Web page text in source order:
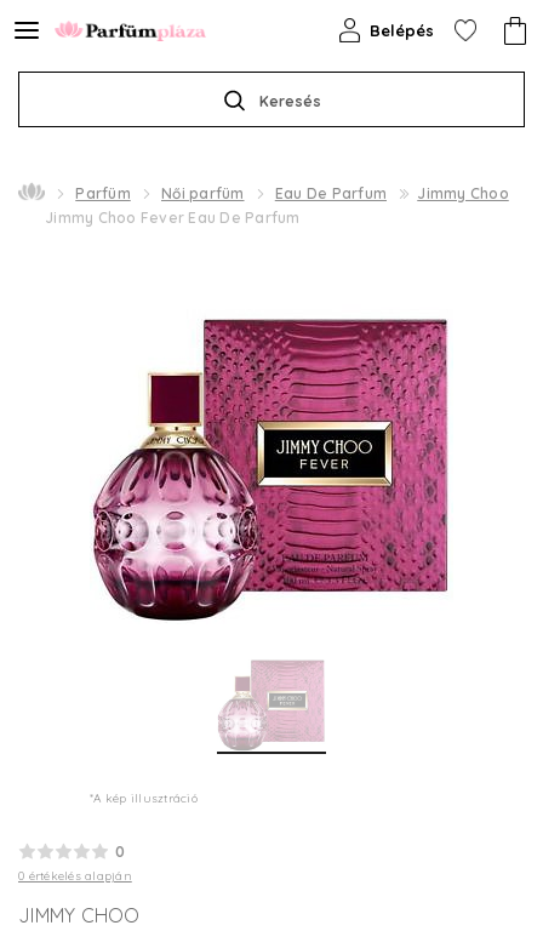
Keresés
Belépés
Parfüm Női parfüm Eau De Parfum
Jimmy Choo
Jimmy Choo Fever Eau De Parfum
*A kép illusztráció
0
0 értékelés alapján
JIMMY CHOO